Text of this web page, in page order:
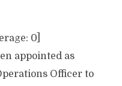
0]
appointed as
Officer to